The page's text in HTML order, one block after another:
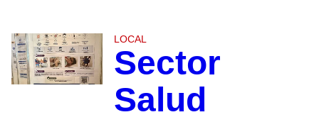
LOCAL
Sector
Salud